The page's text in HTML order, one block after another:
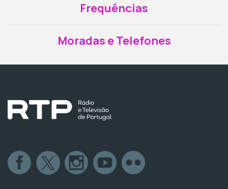
Frequências
Moradas e Telefones